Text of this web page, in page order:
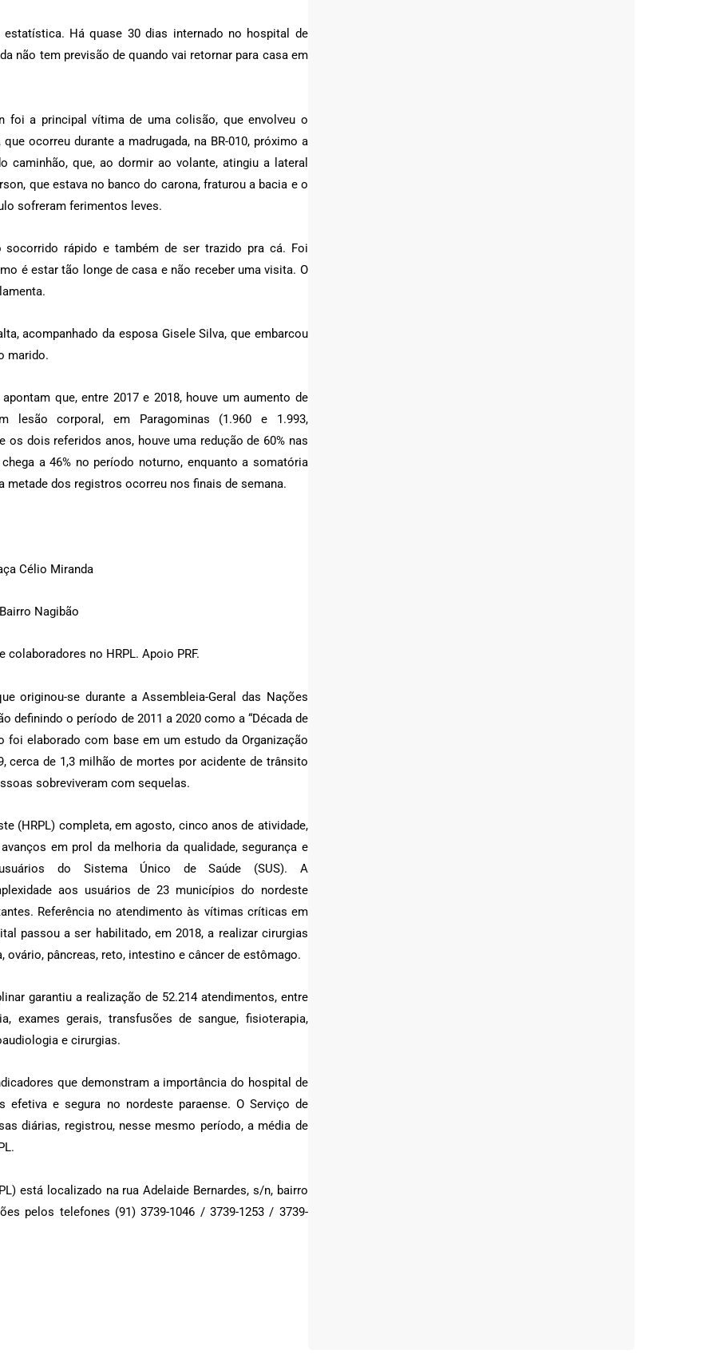
estatística. Há quase 30 dias internado no hospital de
não tem previsão de quando vai retornar para casa em
foi a principal vítima de uma colisão, que envolveu o
ocorreu durante a madrugada, na BR-010, próximo a
caminhão, que, ao dormir ao volante, atingiu a lateral
que estava no banco do carona, fraturou a bacia e o
sofreram ferimentos leves.
rápido e também de ser trazido pra cá. Foi
é estar tão longe de casa e não receber uma visita. O
acompanhado da esposa Gisele Silva, que embarcou
marido.
que, entre 2017 e 2018, houve um aumento de
lesão corporal, em Paragominas (1.960 e 1.993,
os dois referidos anos, houve uma redução de 60% nas
a 46% no período noturno, enquanto a somatória
metade dos registros ocorreu nos finais de semana.
Célio Miranda
Nagibão
no HRPL. Apoio PRF.
originou-se durante a Assembleia-Geral das Nações
definindo o período de 2011 a 2020 como a “Década de
foi elaborado com base em um estudo da Organização
cerca de 1,3 milhão de mortes por acidente de trânsito
sobreviveram com sequelas.
(HRPL) completa, em agosto, cinco anos de atividade,
em prol da melhoria da qualidade, segurança e
do Sistema Único de Saúde (SUS). A
aos usuários de 23 municípios do nordeste
Referência no atendimento às vítimas críticas em
passou a ser habilitado, em 2018, a realizar cirurgias
pâncreas, reto, intestino e câncer de estômago.
garantiu a realização de 52.214 atendimentos, entre
exames gerais, transfusões de sangue, fisioterapia,
e cirurgias.
que demonstram a importância do hospital de
efetiva e segura no nordeste paraense. O Serviço de
diárias, registrou, nesse mesmo período, a média de
está localizado na rua Adelaide Bernardes, s/n, bairro
pelos telefones (91) 3739-1046 / 3739-1253 / 3739-